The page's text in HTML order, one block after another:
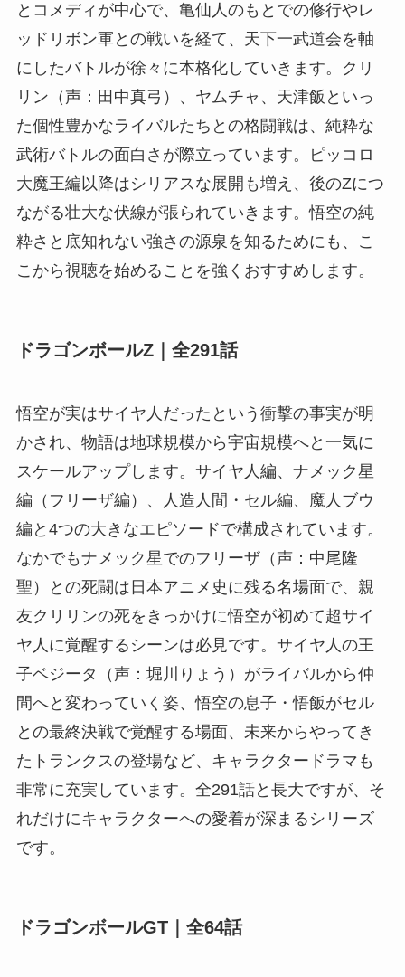
とコメディが中心で、亀仙人のもとでの修行やレ
ッドリボン軍との戦いを経て、天下一武道会を軸
にしたバトルが徐々に本格化していきます。クリ
リン（声：田中真弓）、ヤムチャ、天津飯といっ
た個性豊かなライバルたちとの格闘戦は、純粋な
武術バトルの面白さが際立っています。ピッコロ
大魔王編以降はシリアスな展開も増え、後のZにつ
ながる壮大な伏線が張られていきます。悟空の純
粋さと底知れない強さの源泉を知るためにも、こ
こから視聴を始めることを強くおすすめします。
ドラゴンボールZ｜全291話
悟空が実はサイヤ人だったという衝撃の事実が明
かされ、物語は地球規模から宇宙規模へと一気に
スケールアップします。サイヤ人編、ナメック星
編（フリーザ編）、人造人間・セル編、魔人ブウ
編と4つの大きなエピソードで構成されています。
なかでもナメック星でのフリーザ（声：中尾隆
聖）との死闘は日本アニメ史に残る名場面で、親
友クリリンの死をきっかけに悟空が初めて超サイ
ヤ人に覚醒するシーンは必見です。サイヤ人の王
子ベジータ（声：堀川りょう）がライバルから仲
間へと変わっていく姿、悟空の息子・悟飯がセル
との最終決戦で覚醒する場面、未来からやってき
たトランクスの登場など、キャラクタードラマも
非常に充実しています。全291話と長大ですが、そ
れだけにキャラクターへの愛着が深まるシリーズ
です。
ドラゴンボールGT｜全64話